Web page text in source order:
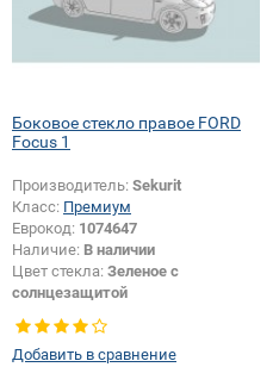
Боковое стекло правое FORD
Focus 1
Производитель: Sekurit
Класс: Премиум
Еврокод: 1074647
Наличие: В наличии
Цвет стекла: Зеленое с
солнцезащитой
Тип стекла: Боковое стекло
правое
Добавить в сравнение